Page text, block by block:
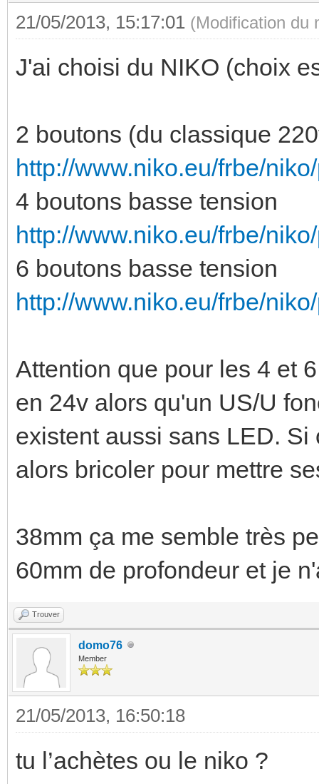
21/05/2013, 15:17:01 (Modification du
J'ai choisi du NIKO (choix
2 boutons (du classique
http://www.niko.eu/frbe/
4 boutons basse tension
http://www.niko.eu/frbe/
6 boutons basse tension
http://www.niko.eu/frbe/
Attention que pour les 4 et
en 24v alors qu'un US/U
existent aussi sans LED.
alors bricoler pour mettre
38mm ça me semble très
60mm de profondeur et je
Trouver
domo76
Member
21/05/2013, 16:50:18
tu l’achètes ou le niko ?